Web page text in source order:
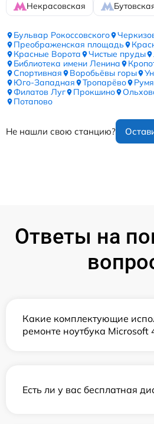
Некрасовская
Бульвар Рокоссовского
Преображенская площадь
Красные Ворота
Чистые пруды
Библиотека имени Ленина
Спортивная
Воробьёвы горы
Юго-Западная
Тропарёво
Филатов Луг
Прокшино
Потапово
Не нашли свою станцию?
Ответы на
Какие комплектующие
ремонте ноутбука Microsoft
Есть ли у вас бесплатная